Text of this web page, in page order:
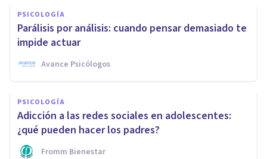
PSICOLOGÍA
Parálisis por análisis: cuando pensar demasiado te
impide actuar
Avance Psicólogos
PSICOLOGÍA
Adicción a las redes sociales en adolescentes:
¿qué pueden hacer los padres?
Fromm Bienestar